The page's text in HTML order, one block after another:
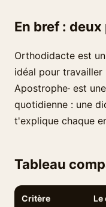
En bref :
Orthodidacte est
idéal pour
Apostrophe· est
quotidienne : une
t'explique chaque
Tableau
Critère Le